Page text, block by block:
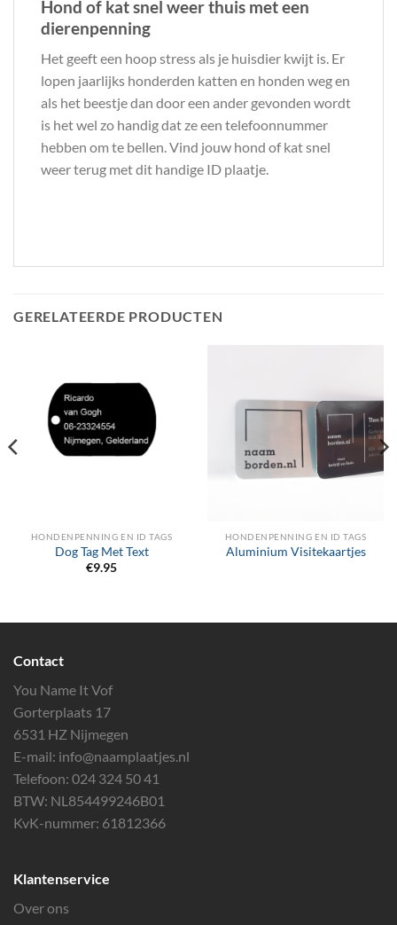
Hond of kat snel weer thuis met een
dierenpenning
Het geeft een hoop stress als je huisdier kwijt is. Er
lopen jaarlijks honderden katten en honden weg en
als het beestje dan door een ander gevonden wordt
is het wel zo handig dat ze een telefoonnummer
hebben om te bellen. Vind jouw hond of kat snel
weer terug met dit handige ID plaatje.
GERELATEERDE PRODUCTEN
HONDENPENNING EN ID TAGS
Dog Tag Met Text
€9.95
HONDENPENNING EN ID TAGS
Aluminium Visitekaartjes
Contact
You Name It Vof
Gorterplaats 17
6531 HZ Nijmegen
E-mail: info@naamplaatjes.nl
Telefoon: 024 324 50 41
BTW: NL854499246B01
KvK-nummer: 61812366
Klantenservice
Over ons